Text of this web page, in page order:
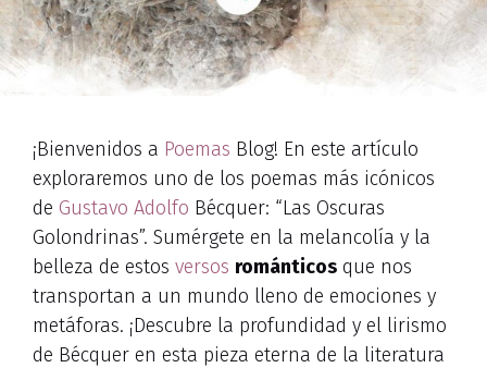
¡Bienvenidos a Poemas Blog! En este artículo
exploraremos uno de los poemas más icónicos
de Gustavo Adolfo Bécquer: “Las Oscuras
Golondrinas”. Sumérgete en la melancolía y la
belleza de estos versos románticos que nos
transportan a un mundo lleno de emociones y
metáforas. ¡Descubre la profundidad y el lirismo
de Bécquer en esta pieza eterna de la literatura